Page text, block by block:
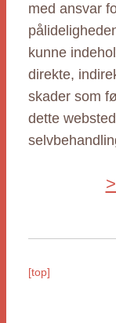
med ansvar
kunne
direkte,
skader som
dette
[top]